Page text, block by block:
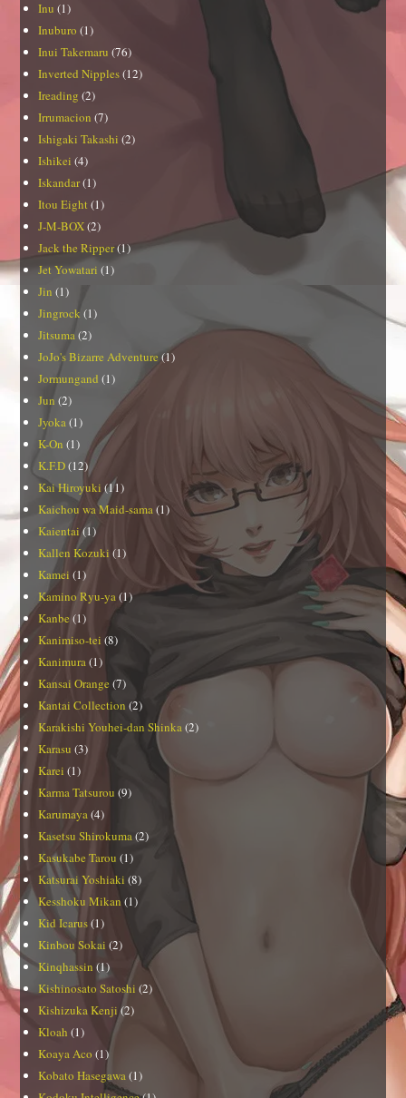
Inu (1)
Inuburo (1)
Inui Takemaru (76)
Inverted Nipples(12)
Ireading (2)
Irrumacion (7)
Ishigaki Takashi (2)
Ishikei (4)
Iskandar(1)
Itou Eight (1)
J-M-BOX(2)
Jack the Ripper(1)
Jet Yowatari (1)
Jin (1)
Jingrock(1)
Jitsuma(2)
JoJo's Bizarre Adventure(1)
Jormungand (1)
Jun (2)
Jyoka(1)
K-On (1)
K.F.D(12)
Kai Hiroyuki (11)
Kaichou wa Maid-sama(1)
Kaientai(1)
Kallen Kozuki (1)
Kamei (1)
Kamino Ryu-ya(1)
Kanbe(1)
Kanimiso-tei (8)
Kanimura(1)
Kansai Orange (7)
Kantai Collection (2)
Karakishi Youhei-dan Shinka(2)
Karasu (3)
Karei (1)
Karma Tatsurou (9)
Karumaya(4)
Kasetsu Shirokuma(2)
Kasukabe Tarou (1)
Katsurai Yoshiaki (8)
Kesshoku Mikan(1)
Kid Icarus(1)
Kinbou Sokai (2)
Kinqhassin (1)
Kishinosato Satoshi (2)
Kishizuka Kenji(2)
Kloah (1)
Koaya Aco (1)
Kobato Hasegawa(1)